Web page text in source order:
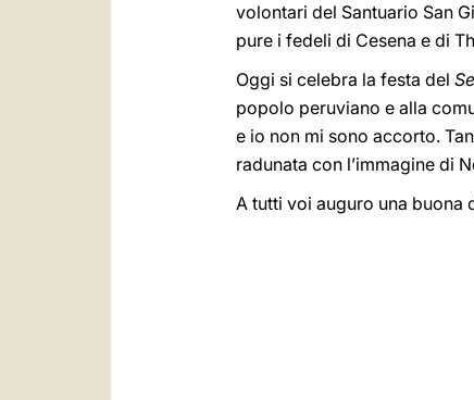
volontari del Santuario San
pure i fedeli di Cesena e di
Oggi si celebra la festa del
popolo peruviano e alla
e io non mi sono accorto.
radunata con l’immagine di
A tutti voi auguro una buona